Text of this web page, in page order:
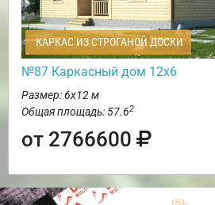
КАРКАС ИЗ СТРОГАНОЙ ДОСКИ
№87 Каркасный дом 12х6
Размер: 6х12 м
Общая площадь: 57.62
от 2766600